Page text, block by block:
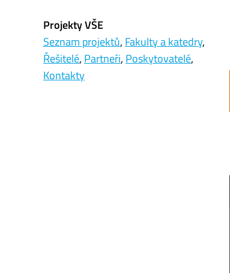
Projekty VŠE
Seznam projektů, Fakulty a katedry,
Řešitelé, Partneři, Poskytovatelé,
Kontakty